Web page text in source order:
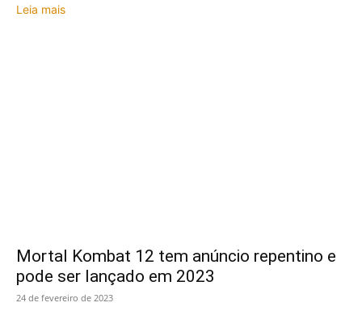
Leia mais
Mortal Kombat 12 tem anúncio repentino e
pode ser lançado em 2023
24 de fevereiro de 2023